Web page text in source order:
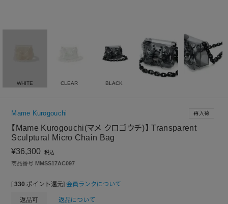
WHITE CLEAR BLACK
Mame Kurogouchi
【Mame Kurogouchi(マメ クロゴウチ)】 Transparent
Sculptural Micro Chain Bag
¥36,300 税込
再入荷
商品番号 MMSS17AC097
[ 330 ポイント還元] 会員ランクについて
返品可 返品について